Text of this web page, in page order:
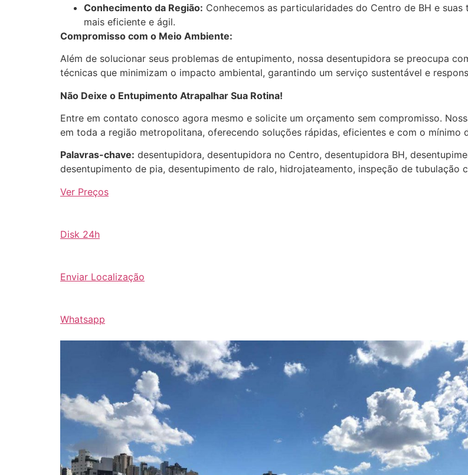
Conhecimento da Região: Conhecemos as particularidades do Centro de BH e
mais eficiente e ágil.
Compromisso com o Meio Ambiente:
Além de solucionar seus problemas de entupimento, nossa desentupidora se preocupa
técnicas que minimizam o impacto ambiental, garantindo um serviço sustentável e
Não Deixe o Entupimento Atrapalhar Sua Rotina!
Entre em contato conosco agora mesmo e solicite um orçamento sem compromisso.
em toda a região metropolitana, oferecendo soluções rápidas, eficientes e com o mínimo
Palavras-chave: desentupidora, desentupidora no Centro, desentupidora BH,
desentupimento de pia, desentupimento de ralo, hidrojateamento, inspeção de tubulação
Ver Preços
Disk 24h
Enviar Localização
Whatsapp